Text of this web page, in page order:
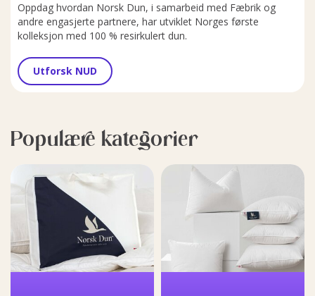
Oppdag hvordan Norsk Dun, i samarbeid med Fæbrik og
andre engasjerte partnere, har utviklet Norges første
kolleksjon med 100 % resirkulert dun.
Utforsk NUD
Populære kategorier